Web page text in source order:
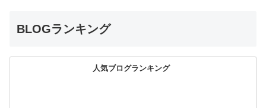
BLOGランキング
人気ブログランキング